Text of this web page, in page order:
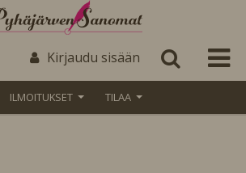
Kirjaudu sisään
ILMOITUKSET TILAA